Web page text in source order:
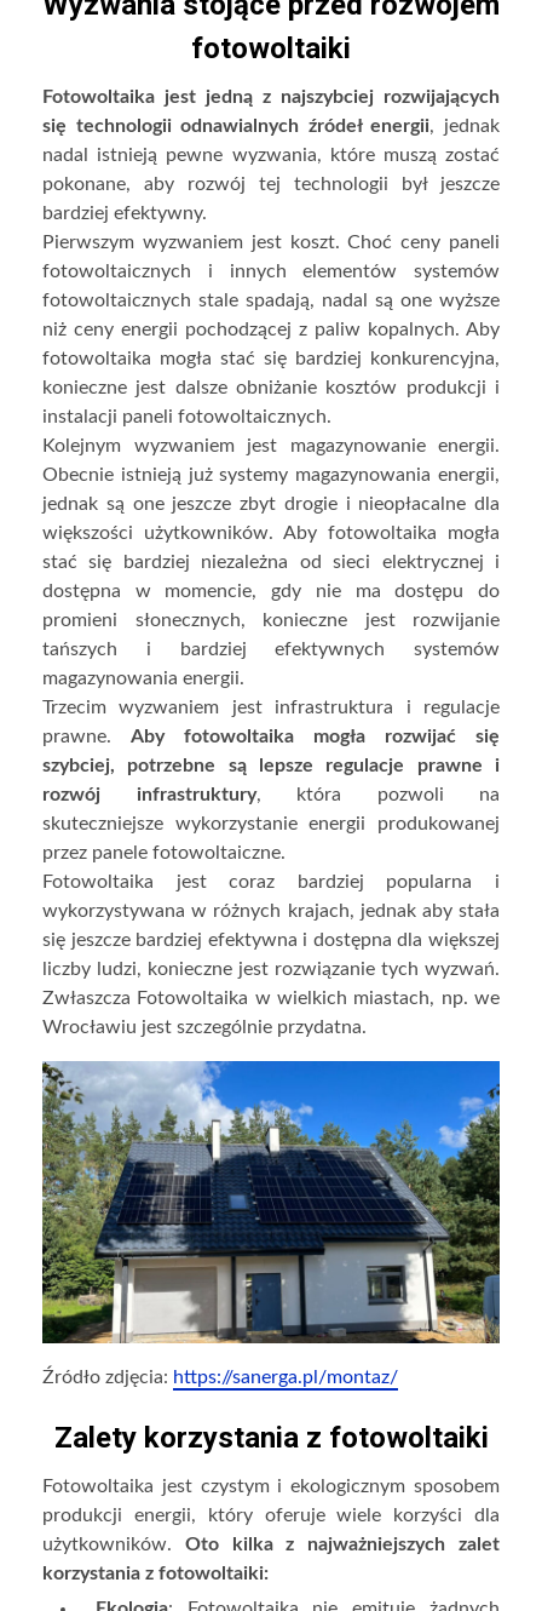
fotowoltaiki
Fotowoltaika jest jedną z najszybciej rozwijających
się technologii odnawialnych źródeł energii, jednak
nadal istnieją pewne wyzwania, które muszą zostać
pokonane, aby rozwój tej technologii był jeszcze
bardziej efektywny.
Pierwszym wyzwaniem jest koszt. Choć ceny paneli
fotowoltaicznych i innych elementów systemów
fotowoltaicznych stale spadają, nadal są one wyższe
niż ceny energii pochodzącej z paliw kopalnych. Aby
fotowoltaika mogła stać się bardziej konkurencyjna,
konieczne jest dalsze obniżanie kosztów produkcji i
instalacji paneli fotowoltaicznych.
Kolejnym wyzwaniem jest magazynowanie energii.
Obecnie istnieją już systemy magazynowania energii,
jednak są one jeszcze zbyt drogie i nieopłacalne dla
większości użytkowników. Aby fotowoltaika mogła
stać się bardziej niezależna od sieci elektrycznej i
dostępna w momencie, gdy nie ma dostępu do
promieni słonecznych, konieczne jest rozwijanie
tańszych i bardziej efektywnych systemów
magazynowania energii.
Trzecim wyzwaniem jest infrastruktura i regulacje
prawne. Aby fotowoltaika mogła rozwijać się
szybciej, potrzebne są lepsze regulacje prawne i
rozwój infrastruktury, która pozwoli na
skuteczniejsze wykorzystanie energii produkowanej
przez panele fotowoltaiczne.
Fotowoltaika jest coraz bardziej popularna i
wykorzystywana w różnych krajach, jednak aby stała
się jeszcze bardziej efektywna i dostępna dla większej
liczby ludzi, konieczne jest rozwiązanie tych wyzwań.
Zwłaszcza Fotowoltaika w wielkich miastach, np. we
Wrocławiu jest szczególnie przydatna.
Źródło zdjęcia: https://sanerga.pl/montaz/
Zalety korzystania z fotowoltaiki
Fotowoltaika jest czystym i ekologicznym sposobem
produkcji energii, który oferuje wiele korzyści dla
użytkowników. Oto kilka z najważniejszych zalet
korzystania z fotowoltaiki: